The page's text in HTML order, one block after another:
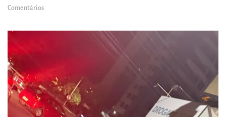
Comentários